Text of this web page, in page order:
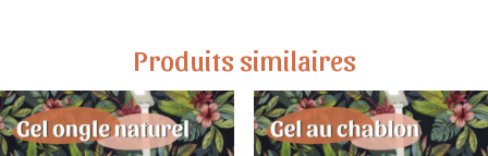
Produits similaires